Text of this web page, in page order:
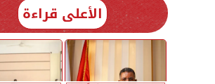
الأعلى قراءة